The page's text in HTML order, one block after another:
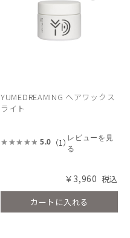
YUMEDREAMING ヘアワックス
ライト
5.0 （1） レビューを見
る
￥3,960
カートに入れる